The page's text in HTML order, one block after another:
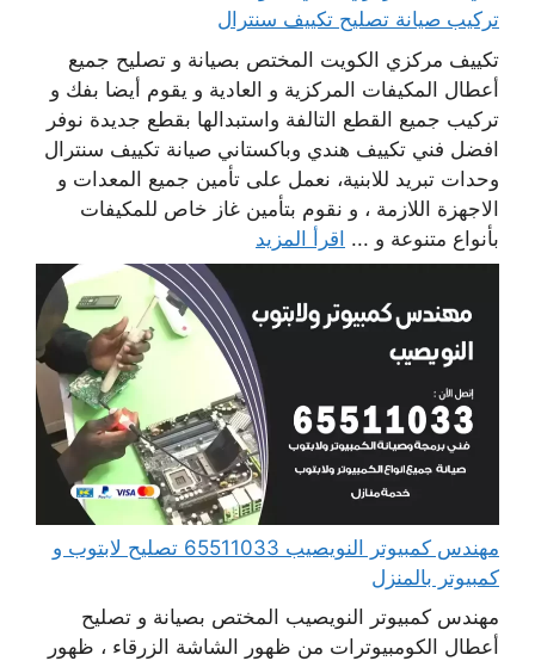
تركيب صيانة تصليح تكييف سنترال
تكييف مركزي الكويت المختص بصيانة و تصليح جميع
أعطال المكيفات المركزية و العادية و يقوم أيضا بفك و
تركيب جميع القطع التالفة واستبدالها بقطع جديدة نوفر
افضل فني تكييف هندي وباكستاني صيانة تكييف سنترال
وحدات تبريد للابنية، نعمل على تأمين جميع المعدات و
الاجهزة اللازمة ، و نقوم بتأمين غاز خاص للمكيفات
بأنواع متنوعة و ... اقرأ المزيد
مهندس كمبيوتر النويصيب 65511033 تصليح لابتوب و
كمبيوتر بالمنزل
مهندس كمبيوتر النويصيب المختص بصيانة و تصليح
أعطال الكومبيوترات من ظهور الشاشة الزرقاء ، ظهور